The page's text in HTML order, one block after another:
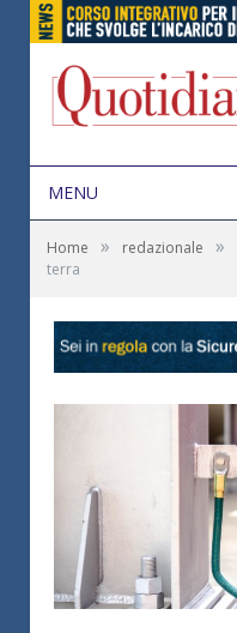
MENU
Home » redazionale »
terra